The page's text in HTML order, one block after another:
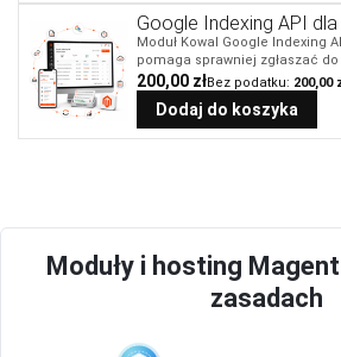
Google Indexing API
Moduł Kowal Google Indexing
pomaga sprawniej zgłaszać
zostały dodane, zmienione
z indeksu. Zamiast czekać
ponowne odwiedzenie strony
administrator może przekazać
200,00 zł 200,00
Dodaj do koszyka
Moduły i hosting
zasadach